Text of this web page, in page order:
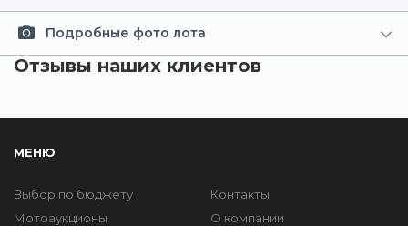
Подробные фото лота
Отзывы наших клиентов
МЕНЮ
Выбор по бюджету
Мотоаукционы
Контакты
О компании